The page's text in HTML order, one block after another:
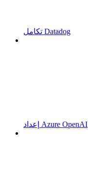
تكامل Datadog
إعداد Azure OpenAI